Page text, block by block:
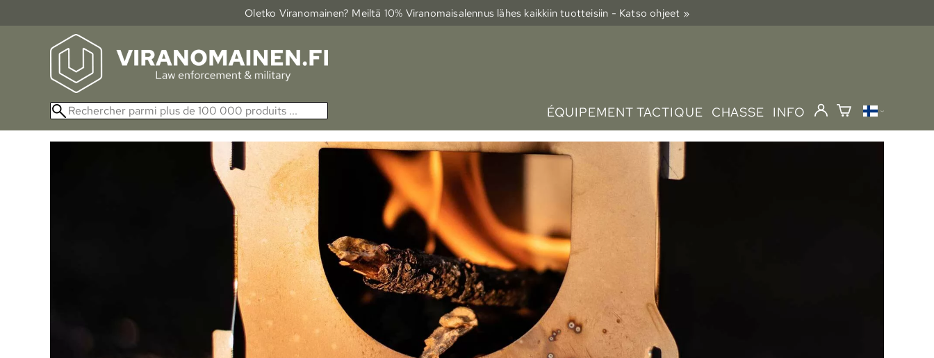
Oletko Viranomainen? Meiltä 10% Viranomais­alennus lähes kaikkiin tuotteisiin - Katso ohjeet »
ÉQUIPEMENT TACTIQUE CHASSE INFO